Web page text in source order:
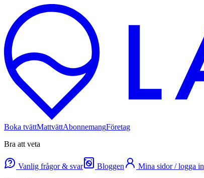
Boka tvättMattvättAbonnemangFöretag
Bra att veta
Vanlig frågor & svar Bloggen
Mina sidor / logga in